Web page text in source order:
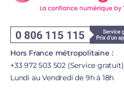
Hors France métropolitaine :
+33 972 503 502 (Service gratuit)
Lundi au Vendredi de 9h à 18h